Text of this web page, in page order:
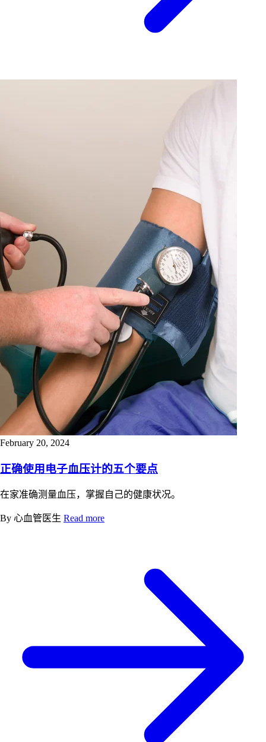
February 20, 2024
正确使用电子血压计的五个要点
在家准确测量血压，掌握自己的健康状况。
By 心血管医生 Read more